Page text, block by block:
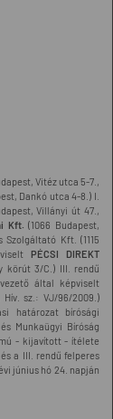
Vitéz utca 5-7.,
Dankó utca 4-8.) I.
Villányi út 47.,
Kft. (1066 Budapest,
Kft. (1115
PÉCSI DIREKT
körút 3/C.) III. rendű
által képviselt
Hív. sz.: VJ/96/2009.)
határozat bírósági
Munkaügyi Bíróság
- kijavított - ítélete
a III. rendű felperes
június hó 24. napján